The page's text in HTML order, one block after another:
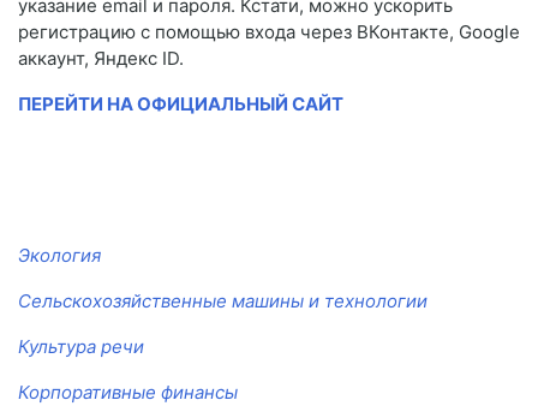
указание email и пароля. Кстати, можно ускорить
регистрацию с помощью входа через ВКонтакте, Google
аккаунт, Яндекс ID.
ПЕРЕЙТИ НА ОФИЦИАЛЬНЫЙ САЙТ
Экология
Сельскохозяйственные машины и технологии
Культура речи
Корпоративные финансы